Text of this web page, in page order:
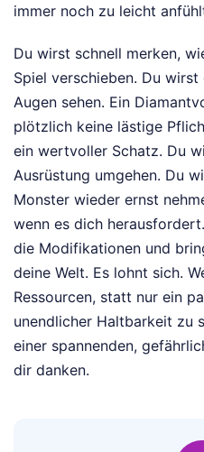
immer noch zu leicht
Du wirst schnell merken,
Spiel verschieben. Du
Augen sehen. Ein
plötzlich keine lästige
ein wertvoller Schatz. Du
Ausrüstung umgehen. Du
Monster wieder ernst
wenn es dich
die Modifikationen und
deine Welt. Es lohnt sich.
Ressourcen, statt nur ein
unendlicher Haltbarkeit zu
einer spannenden,
dir danken.